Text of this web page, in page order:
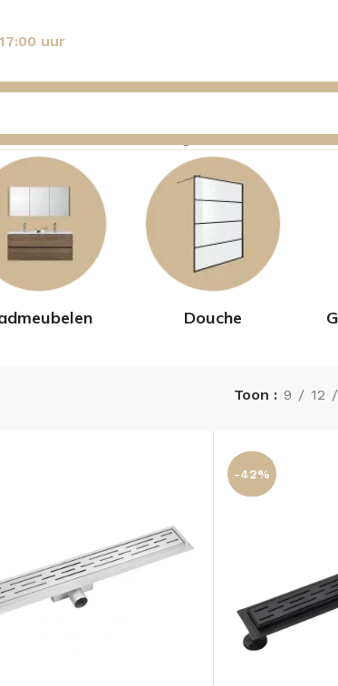
17:00 uur
de 50 resultaten wordt getoond
Douche
Toon 9 12
-42%